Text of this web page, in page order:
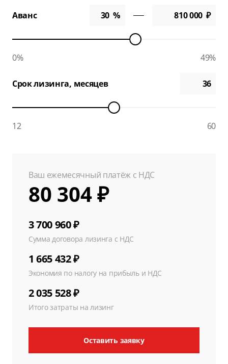
Аванс
0% 49%
Срок лизинга, месяцев
12 60
Ваш ежемесячный платёж с НДС
80 304 ₽
3 700 960 ₽
Сумма договора лизинга с НДС
1 665 432 ₽
Экономия по налогу на прибыль и НДС
2 035 528 ₽
Итого затраты на лизинг
Оставить заявку